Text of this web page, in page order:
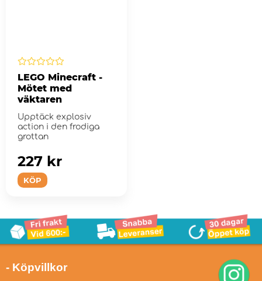
LEGO Minecraft -
Mötet med
väktaren
Upptäck explosiv
action i den frodiga
grottan
KÖP
227 kr
- Köpvillkor